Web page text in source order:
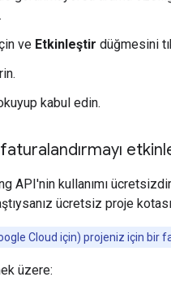
ve Etkinleştir düğmesini
kabul edin.
API'nin kullanımı
ücretsiz proje
Cloud için) projeniz için bir
üzere: